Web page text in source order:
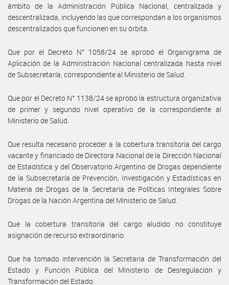
ámbito de la Administración Pública Nacional, centralizada y
descentralizada, incluyendo las que correspondan a los organismos
descentralizados que funcionen en su órbita.
Que por el Decreto N° 1058/24 se aprobó el Organigrama de
Aplicación de la Administración Nacional centralizada hasta nivel
de Subsecretaría, correspondiente al Ministerio de Salud.
Que por el Decreto N° 1138/24 se aprobó la estructura organizativa
de primer y segundo nivel operativo de la correspondiente al
Ministerio de Salud.
Que resulta necesario proceder a la cobertura transitoria del cargo
vacante y financiado de Directora Nacional de la Dirección Nacional
de Estadística y del Observatorio Argentino de Drogas dependiente
de la Subsecretaría de Prevención, Investigación y Estadísticas en
Materia de Drogas de la Secretaría de Políticas Integrales Sobre
Drogas de la Nación Argentina del Ministerio de Salud.
Que la cobertura transitoria del cargo aludido no constituye
asignación de recurso extraordinario.
Que ha tomado intervención la Secretaria de Transformación del
Estado y Función Pública del Ministerio de Desregulación y
Transformación del Estado.